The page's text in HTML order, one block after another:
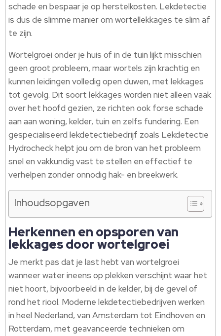
schade en bespaar je op herstelkosten. Lekdetectie
is dus de slimme manier om wortellekkages te slim af
te zijn.
Wortelgroei onder je huis of in de tuin lijkt misschien
geen groot probleem, maar wortels zijn krachtig en
kunnen leidingen volledig open duwen, met lekkages
tot gevolg. Dit soort lekkages worden niet alleen vaak
over het hoofd gezien, ze richten ook forse schade
aan aan woning, kelder, tuin en zelfs fundering. Een
gespecialiseerd lekdetectiebedrijf zoals Lekdetectie
Hydrocheck helpt jou om de bron van het probleem
snel en vakkundig vast te stellen en effectief te
verhelpen zonder onnodig hak- en breekwerk.
Inhoudsopgaven
Herkennen en opsporen van
lekkages door wortelgroei
Je merkt pas dat je last hebt van wortelgroei
wanneer water ineens op plekken verschijnt waar het
niet hoort, bijvoorbeeld in de kelder, bij de gevel of
rond het riool. Moderne lekdetectiebedrijven werken
in heel Nederland, van Amsterdam tot Eindhoven en
Rotterdam, met geavanceerde technieken om